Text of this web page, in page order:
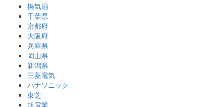
換気扇
千葉県
京都府
大阪府
兵庫県
岡山県
新潟県
三菱電気
パナソニック
東芝
旭電業